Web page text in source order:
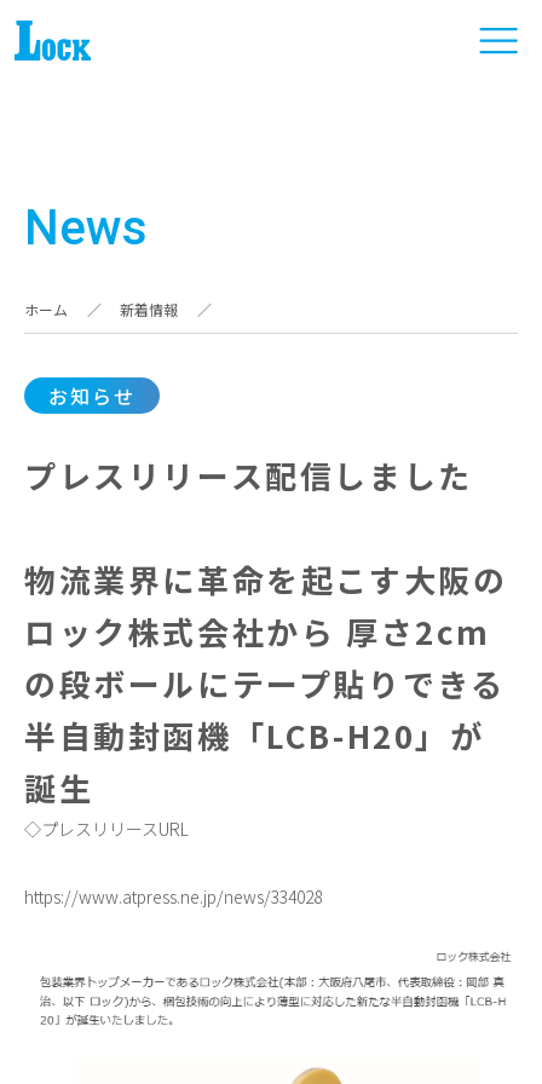
News
ホーム ／ 新着情報 ／
お知らせ
プレスリリース配信しました
物流業界に革命を起こす大阪の
ロック株式会社から 厚さ2cm
の段ボールにテープ貼りできる
半自動封函機「LCB-H20」が
誕生
◇プレスリリースURL
https://www.atpress.ne.jp/news/334028